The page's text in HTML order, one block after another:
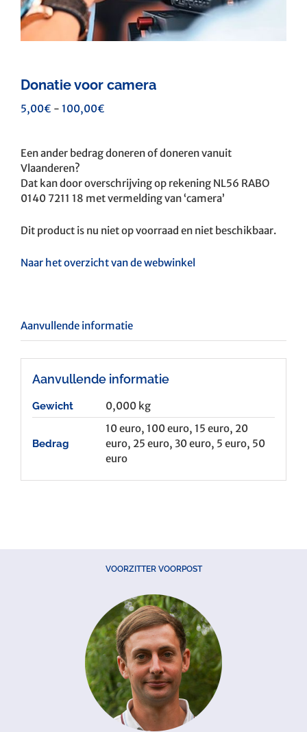
Donatie voor camera
5,00€ - 100,00€
100,00€
Een ander bedrag doneren of doneren vanuit
Vlaanderen?
Dat kan door overschrijving op rekening NL56 RABO
0140 7211 18 met vermelding van ‘camera’
Dit product is nu niet op voorraad en niet beschikbaar.
Naar het overzicht van de webwinkel
Aanvullende informatie
Aanvullende informatie
Gewicht 0,000 kg
Bedrag
10 euro, 100 euro, 15 euro, 20
euro, 25 euro, 30 euro, 5 euro, 50
euro
VOORZITTER VOORPOST